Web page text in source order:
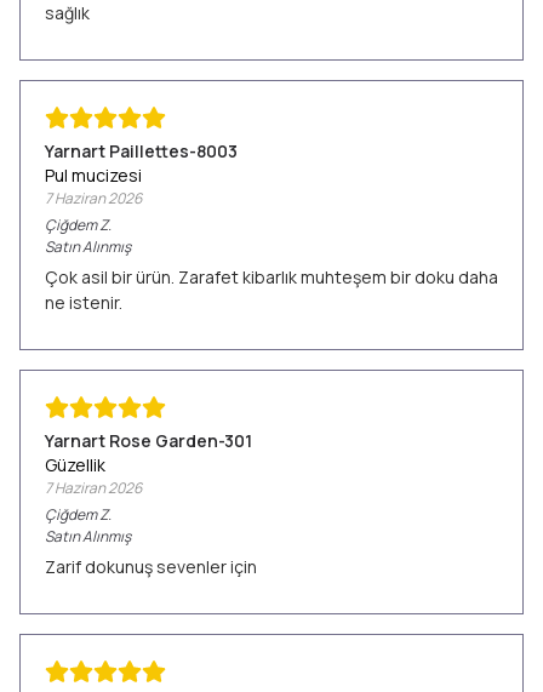
sağlık
Yarnart Paillettes-8003
Pul mucizesi
7 Haziran 2026
ÇiğdemZ.
Satın Alınmış
Çok asil bir ürün. Zarafet kibarlık muhteşem bir doku daha
ne istenir.
Yarnart Rose Garden-301
Güzellik
7 Haziran 2026
ÇiğdemZ.
Satın Alınmış
Zarif dokunuş sevenler için